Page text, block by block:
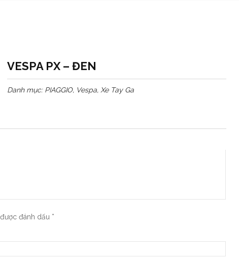
VESPA PX – ĐEN
Danh mục: PIAGGIO, Vespa, Xe Tay Ga
đánh dấu *